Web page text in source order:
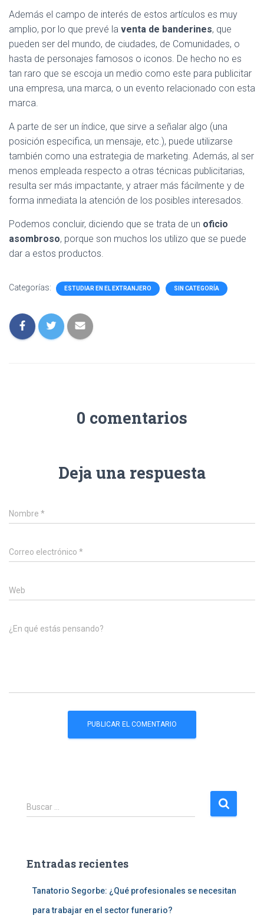
Además el campo de interés de estos artículos es muy
amplio, por lo que prevé la venta de banderines, que
pueden ser del mundo, de ciudades, de Comunidades, o
hasta de personajes famosos o iconos. De hecho no es
tan raro que se escoja un medio como este para publicitar
una empresa, una marca, o un evento relacionado con esta
marca.
A parte de ser un índice, que sirve a señalar algo (una
posición especifica, un mensaje, etc.), puede utilizarse
también como una estrategia de marketing. Además, al ser
menos empleada respecto a otras técnicas publicitarias,
resulta ser más impactante, y atraer más fácilmente y de
forma inmediata la atención de los posibles interesados.
Podemos concluir, diciendo que se trata de un oficio
asombroso, porque son muchos los utilizo que se puede
dar a estos productos.
Categorías: ESTUDIAR EN EL EXTRANJERO SIN CATEGORÍA
0 comentarios
Deja una respuesta
Nombre *
Correo electrónico *
Web
¿En qué estás pensando?
B
u
r
Buscar …
Entradas recientes
Tanatorio Segorbe: ¿Qué profesionales se necesitan
para trabajar en el sector funerario?